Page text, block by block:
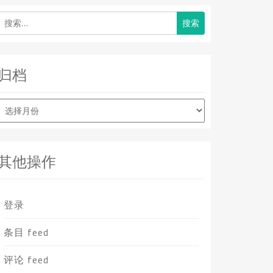
：
档
他操作
登录
条目 feed
评论 feed